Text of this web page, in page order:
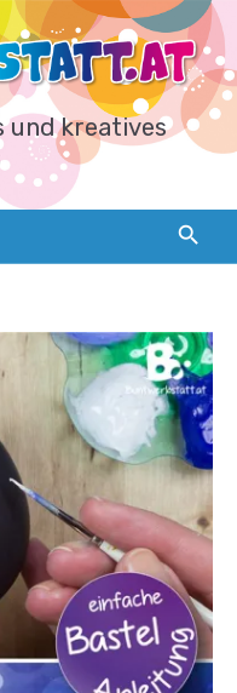
und kreatives